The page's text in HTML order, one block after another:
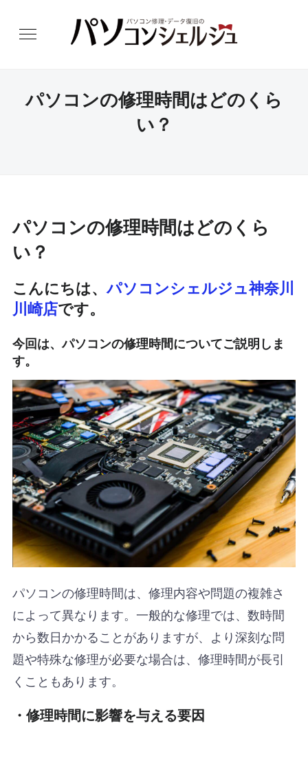
パソコンの修理時間はどのくら
い？
パソコンの修理時間はどのくら
い？
こんにちは、パソコンシェルジュ神奈川
川崎店です。
今回は、パソコンの修理時間についてご説明しま
す。
パソコンの修理時間は、修理内容や問題の複雑さ
によって異なります。一般的な修理では、数時間
から数日かかることがありますが、より深刻な問
題や特殊な修理が必要な場合は、修理時間が長引
くこともあります。
・修理時間に影響を与える要因